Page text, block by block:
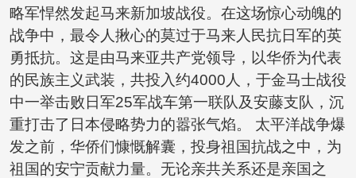
略军悍然发起马来新加坡战役。在这场惊心动魄的
战争中，最令人揪心的莫过于马来人民抗日军的英
勇抵抗。这是由马来亚共产党领导，以华侨为代表
的民族主义武装，共投入约4000人，于金马士战役
中一举击败日军25军战车第一联队及安藤支队，沉
重打击了日本侵略势力的嚣张气焰。 太平洋战争爆
发之前，华侨们慷慨解囊，投身祖国抗战之中，为
祖国的安宁贡献力量。无论亲共关系还是亲国之